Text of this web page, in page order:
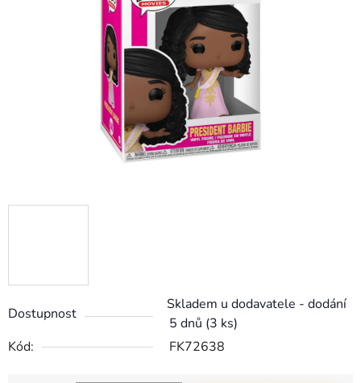
Dostupnost
Skladem u dodavatele - dodání
5 dnů (3 ks)
Kód:
FK72638